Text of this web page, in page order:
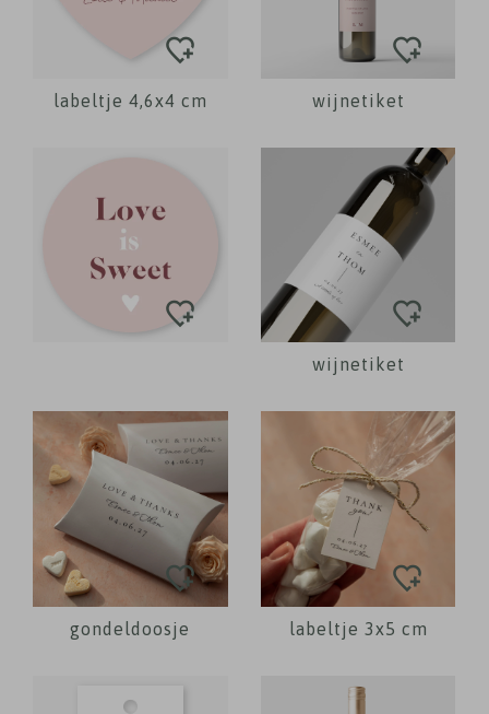
labeltje 4,6x4 cm wijnetiket
wijnetiket
gondeldoosje labeltje 3x5 cm